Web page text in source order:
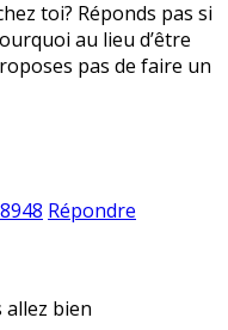
toi? Réponds pas si
au lieu d’être
pas de faire un
Répondre
allez bien